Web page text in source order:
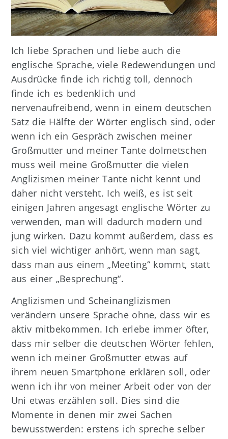
Ich liebe Sprachen und liebe auch die
englische Sprache, viele Redewendungen und
Ausdrücke finde ich richtig toll, dennoch
finde ich es bedenklich und
nervenaufreibend, wenn in einem deutschen
Satz die Hälfte der Wörter englisch sind, oder
wenn ich ein Gespräch zwischen meiner
Großmutter und meiner Tante dolmetschen
muss weil meine Großmutter die vielen
Anglizismen meiner Tante nicht kennt und
daher nicht versteht. Ich weiß, es ist seit
einigen Jahren angesagt englische Wörter zu
verwenden, man will dadurch modern und
jung wirken. Dazu kommt außerdem, dass es
sich viel wichtiger anhört, wenn man sagt,
dass man aus einem „Meeting“ kommt, statt
aus einer „Besprechung“.
Anglizismen und Scheinanglizismen
verändern unsere Sprache ohne, dass wir es
aktiv mitbekommen. Ich erlebe immer öfter,
dass mir selber die deutschen Wörter fehlen,
wenn ich meiner Großmutter etwas auf
ihrem neuen Smartphone erklären soll, oder
wenn ich ihr von meiner Arbeit oder von der
Uni etwas erzählen soll. Dies sind die
Momente in denen mir zwei Sachen
bewusstwerden: erstens ich spreche selber